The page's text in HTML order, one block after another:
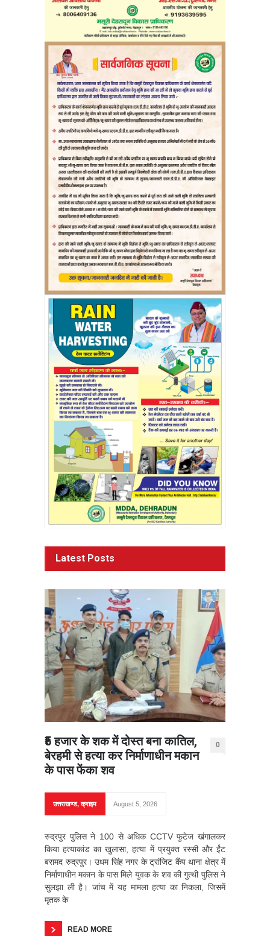
Latest Posts
₹5 हजार के शक में दोस्त बना कातिल,
बेरहमी से हत्या कर निर्माणाधीन मकान
के पास फेंका शव
0
उत्तराखण्ड,क्राइम August 5, 2026
रुद्रपुर पुलिस ने 100 से अधिक CCTV फुटेज खंगालकर
किया हत्याकांड का खुलासा, हत्या में प्रयुक्त रस्सी और ईंट
बरामद रुद्रपुर। उधम सिंह नगर के ट्रांजिट कैंप थाना क्षेत्र में
निर्माणाधीन मकान के पास मिले युवक के शव की गुत्थी पुलिस ने
सुलझा ली है। जांच में यह मामला हत्या का निकला, जिसमें
मृतक के
READ MORE